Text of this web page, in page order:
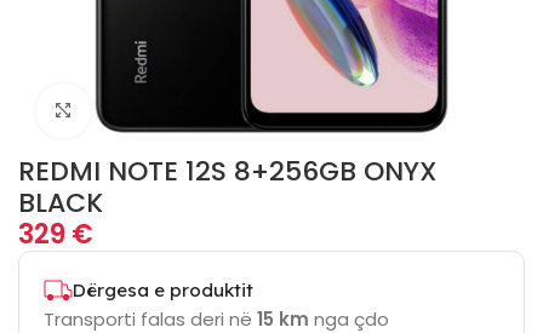
Click to enlarge
REDMI NOTE 12S 8+256GB ONYX
BLACK
329€
Dërgesa e produktit
Transporti falas deri në 15 km nga çdo